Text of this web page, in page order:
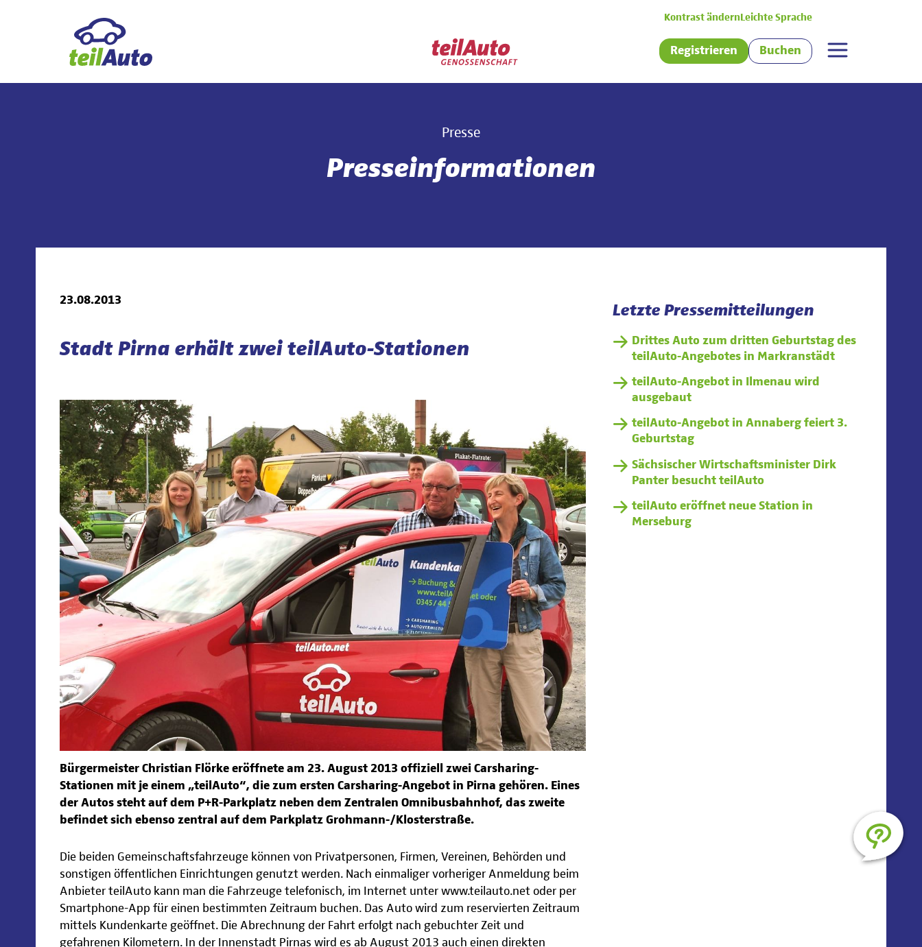
Kontrast ändern Leichte Sprache
Registrieren Buchen
Presse
Presseinformationen
23.08.2013
Stadt Pirna erhält zwei teilAuto-Stationen
Bürgermeister Christian Flörke eröffnete am 23. August 2013 offiziell zwei Carsharing-
Stationen mit je einem „teilAuto“, die zum ersten Carsharing-Angebot in Pirna gehören. Eines
der Autos steht auf dem P+R-Parkplatz neben dem Zentralen Omnibusbahnhof, das zweite
befindet sich ebenso zentral auf dem Parkplatz Grohmann-/Klosterstraße.
Die beiden Gemeinschaftsfahrzeuge können von Privatpersonen, Firmen, Vereinen, Behörden und
sonstigen öffentlichen Einrichtungen genutzt werden. Nach einmaliger vorheriger Anmeldung beim
Anbieter teilAuto kann man die Fahrzeuge telefonisch, im Internet unter www.teilauto.net oder per
Smartphone-App für einen bestimmten Zeitraum buchen. Das Auto wird zum reservierten Zeitraum
mittels Kundenkarte geöffnet. Die Abrechnung der Fahrt erfolgt nach gebuchter Zeit und
gefahrenen Kilometern. In der Innenstadt Pirnas wird es ab August 2013 auch einen direkten
Letzte Pressemitteilungen
Drittes Auto zum dritten Geburtstag des
teilAuto-Angebotes in Markranstädt
teilAuto-Angebot in Ilmenau wird
ausgebaut
teilAuto-Angebot in Annaberg feiert 3.
Geburtstag
Sächsischer Wirtschaftsminister Dirk
Panter besucht teilAuto
teilAuto eröffnet neue Station in
Merseburg